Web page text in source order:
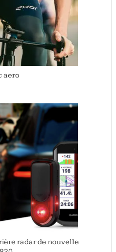
aero
radar de nouvelle